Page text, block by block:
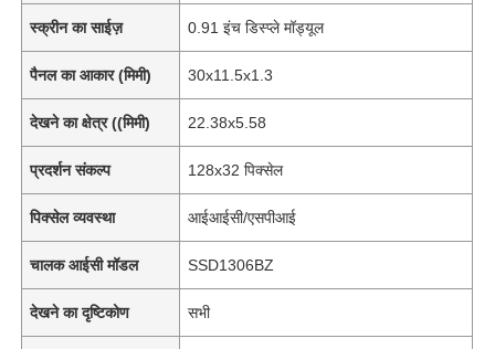
स्क्रीन का साईज़ 0.91 इंच डिस्प्ले मॉड्यूल
पैनल का आकार (मिमी) 30x11.5x1.3
देखने का क्षेत्र ((मिमी) 22.38x5.58
प्रदर्शन संकल्प 128x32 पिक्सेल
पिक्सेल व्यवस्था आईआईसी/एसपीआई
चालक आईसी मॉडल SSD1306BZ
देखने का दृष्टिकोण सभी